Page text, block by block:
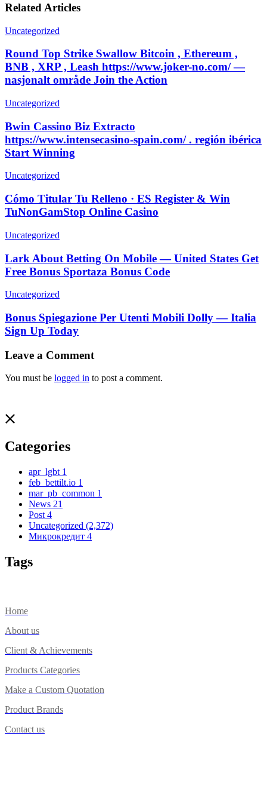
Related Articles
Uncategorized
Round Top Strike Swallow Bitcoin , Ethereum ,
BNB , XRP , Leash https://www.joker-no.com/ —
nasjonalt område Join the Action
Uncategorized
Bwin Cassino Biz Extracto
https://www.intensecasino-spain.com/ . región ibérica
Start Winning
Uncategorized
Cómo Titular Tu Relleno · ES Register & Win
TuNonGamStop Online Casino
Uncategorized
Lark About Betting On Mobile — United States Get
Free Bonus Sportaza Bonus Code
Uncategorized
Bonus Spiegazione Per Utenti Mobili Dolly — Italia
Sign Up Today
Leave a Comment
You must be logged in to post a comment.
Categories
apr_lgbt 1
feb_bettilt.io 1
mar_pb_common 1
News 21
Post 4
Uncategorized (2,372)
Микрокредит 4
Tags
Home
About us
Client & Achievements
Products Categories
Make a Custom Quotation
Product Brands
Contact us